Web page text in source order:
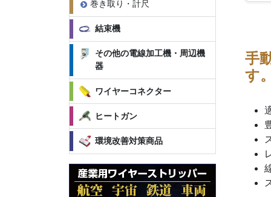
巻き取り・計尺
結束機
その他の電線加工機・周辺機
器
ワイヤーコネクター
ヒートガン
環境改善対策商品
手
す